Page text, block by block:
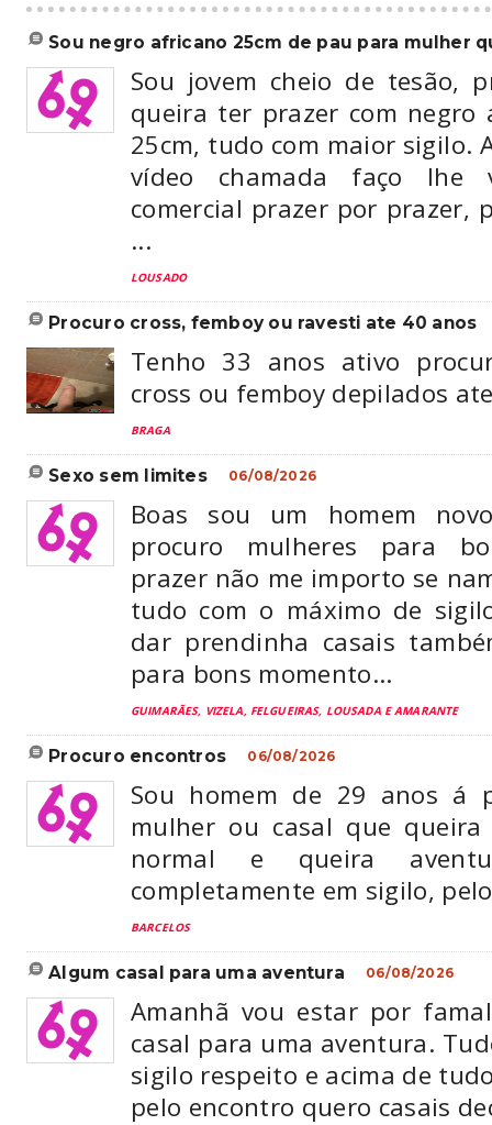
sou negro africano 25cm de pau para mulher
Sou jovem cheio de tesão,
queira ter prazer com negro
25cm, tudo com maior sigilo.
vídeo chamada faço lhe
comercial prazer por prazer,
...
LOUSADO
procuro cross, femboy ou ravesti ate 40 anos
Tenho 33 anos ativo
cross ou femboy depilados
BRAGA
sexo sem limites 06/08/2026
Boas sou um homem
procuro mulheres para
prazer não me importo se
tudo com o máximo de
dar prendinha casais
para bons momento...
GUIMARÃES, VIZELA, FELGUEIRAS, LOUSADA E AMARANTE
procuro encontros 06/08/2026
Sou homem de 29 anos á
mulher ou casal que
normal e queira
completamente em sigilo,
BARCELOS
algum casal para uma aventura 06/08/2026
Amanhã vou estar por
casal para uma aventura.
sigilo respeito e acima de
pelo encontro quero casais